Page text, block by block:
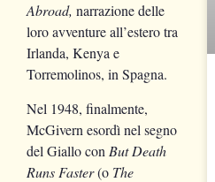
Abroad, narrazione delle
loro avventure all’estero tra
Irlanda, Kenya e
Torremolinos, in Spagna.
Nel 1948, finalmente,
McGivern esordì nel segno
del Giallo con But Death
Runs Faster(o The